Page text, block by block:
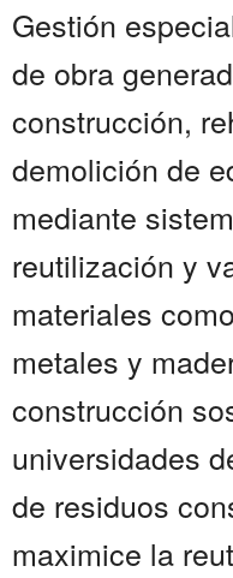
Gestión
de obra
construcción,
demolición de
mediante
reutilización y
materiales
metales y
construcción
universidades
de residuos
maximice la